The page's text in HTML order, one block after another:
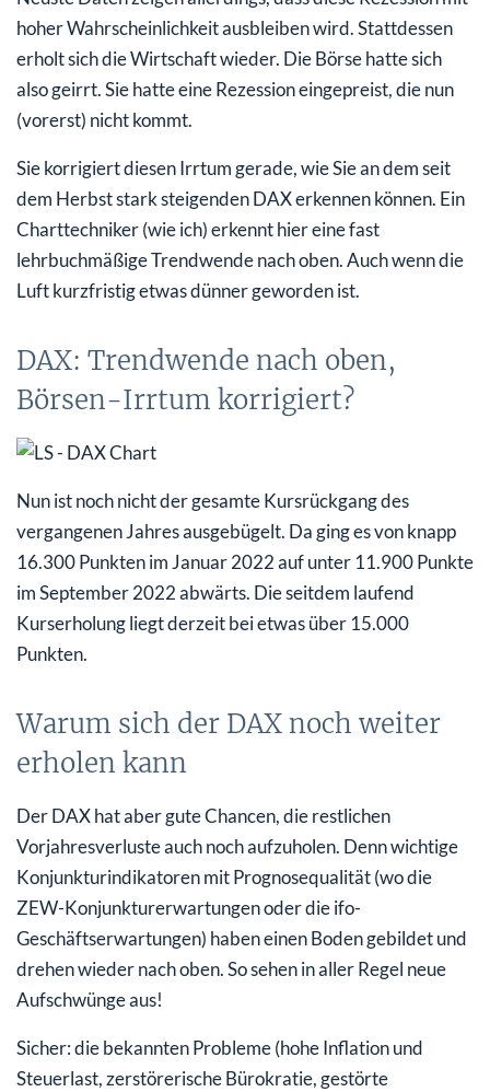
hoher Wahrscheinlichkeit ausbleiben wird. Stattdessen
erholt sich die Wirtschaft wieder. Die Börse hatte sich
also geirrt. Sie hatte eine Rezession eingepreist, die nun
(vorerst) nicht kommt.
Sie korrigiert diesen Irrtum gerade, wie Sie an dem seit
dem Herbst stark steigenden DAX erkennen können. Ein
Charttechniker (wie ich) erkennt hier eine fast
lehrbuchmäßige Trendwende nach oben. Auch wenn die
Luft kurzfristig etwas dünner geworden ist.
DAX: Trendwende nach oben,
Börsen-Irrtum korrigiert?
Nun ist noch nicht der gesamte Kursrückgang des
vergangenen Jahres ausgebügelt. Da ging es von knapp
16.300 Punkten im Januar 2022 auf unter 11.900 Punkte
im September 2022 abwärts. Die seitdem laufend
Kurserholung liegt derzeit bei etwas über 15.000
Punkten.
Warum sich der DAX noch weiter
erholen kann
Der DAX hat aber gute Chancen, die restlichen
Vorjahresverluste auch noch aufzuholen. Denn wichtige
Konjunkturindikatoren mit Prognosequalität (wo die
ZEW-Konjunkturerwartungen oder die ifo-
Geschäftserwartungen) haben einen Boden gebildet und
drehen wieder nach oben. So sehen in aller Regel neue
Aufschwünge aus!
Sicher: die bekannten Probleme (hohe Inflation und
Steuerlast, zerstörerische Bürokratie, gestörte